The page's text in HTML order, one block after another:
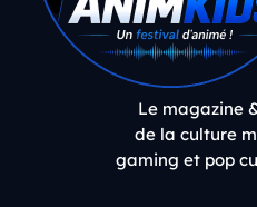
Le magazine
de la culture
gaming et pop